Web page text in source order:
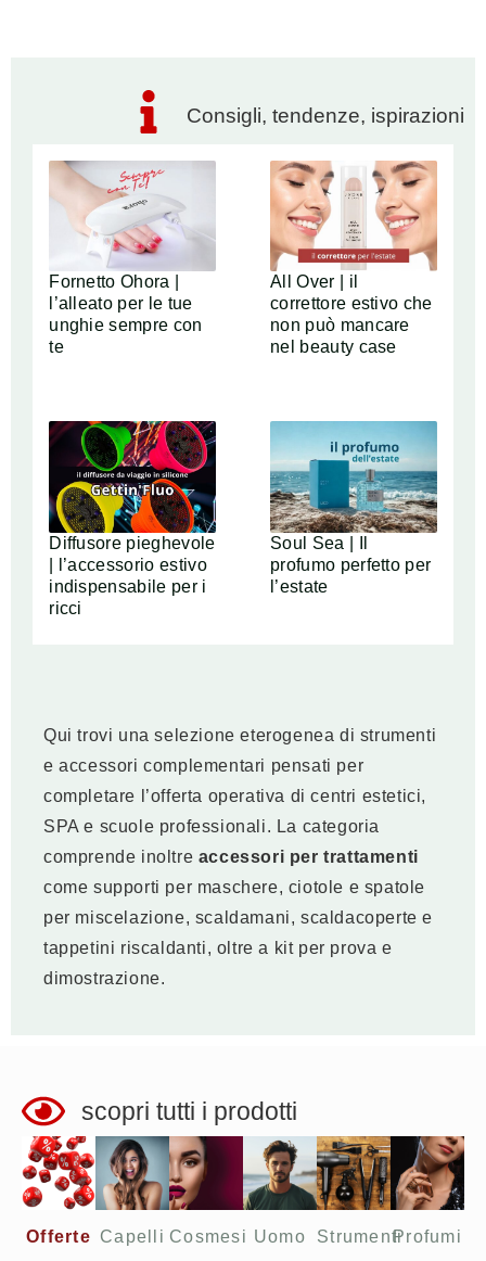
Consigli, tendenze, ispirazioni
Fornetto Ohora |
l’alleato per le tue
unghie sempre con
te
All Over | il
correttore estivo che
non può mancare
nel beauty case
Diffusore pieghevole
| l’accessorio estivo
indispensabile per i
ricci
Soul Sea | Il
profumo perfetto per
l’estate
Qui trovi una selezione eterogenea di strumenti
e accessori complementari pensati per
completare l’offerta operativa di centri estetici,
SPA e scuole professionali. La categoria
comprende inoltre accessori per trattamenti
come supporti per maschere, ciotole e spatole
per miscelazione, scaldamani, scaldacoperte e
tappetini riscaldanti, oltre a kit per prova e
dimostrazione.
scopri tutti i prodotti
Offerte​ Capelli Cosmesi Uomo StrumentiProfumi